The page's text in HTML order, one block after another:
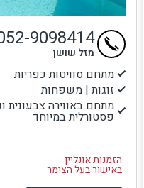
מתחם סוויטות כפריות
זוגות | משפחות
מתחם באווירה צבעונית
פסטורלית במיוחד
הזמנות אונליין
באישור בעל הצימר
9098414
מזל שושן